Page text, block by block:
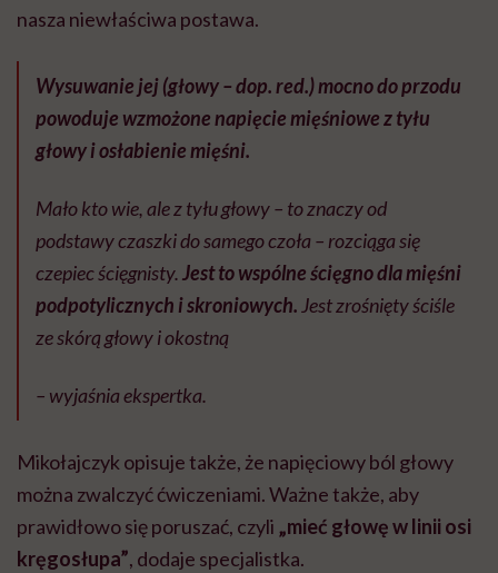
nasza niewłaściwa postawa.
Wysuwanie jej (głowy – dop. red.) mocno do przodu
powoduje wzmożone napięcie mięśniowe z tyłu
głowy i osłabienie mięśni.
Mało kto wie, ale z tyłu głowy – to znaczy od
podstawy czaszki do samego czoła – rozciąga się
czepiec ścięgnisty.Jest to wspólne ścięgno dla mięśni
podpotylicznych i skroniowych. Jest zrośnięty ściśle
ze skórą głowy i okostną
– wyjaśnia ekspertka.
Mikołajczyk opisuje także, że napięciowy ból głowy
można zwalczyć ćwiczeniami. Ważne także, aby
prawidłowo się poruszać, czyli „mieć głowę w linii osi
kręgosłupa”, dodaje specjalistka. ⠀⠀⠀⠀⠀⠀⠀⠀⠀